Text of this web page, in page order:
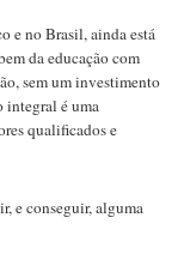
e no Brasil, ainda está
da educação com
sem um investimento
integral é uma
qualificados e
e conseguir, alguma